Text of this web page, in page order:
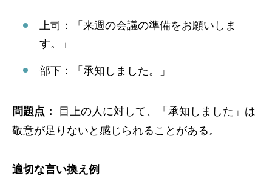
上司：「来週の会議の準備をお願いしま
す。」
部下：「承知しました。」
問題点：
目上の人に対して、「承知しました」は
敬意が足りないと感じられることがある。
適切な言い換え例